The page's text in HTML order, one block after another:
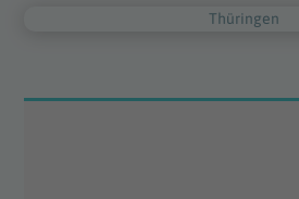
Thüringen